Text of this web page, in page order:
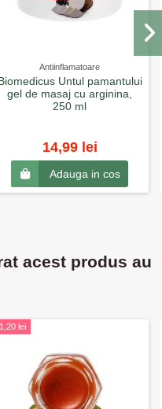
Antiinflamatoare
Untul pamantului
gel de masaj cu arginina,
250 ml
14,99 lei
Adauga in cos
acest produs au
lei